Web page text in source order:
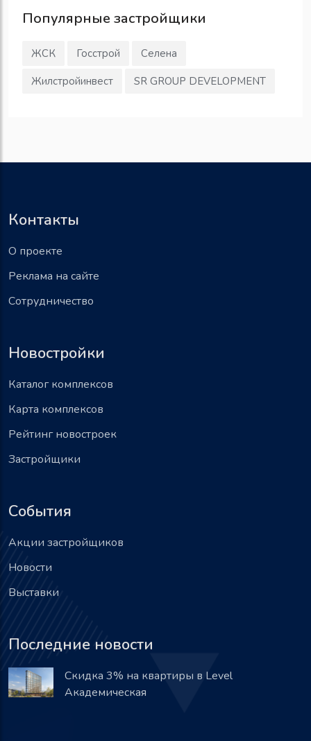
Популярные застройщики
ЖСК Госстрой
Селена
Жилстройинвест
SR GROUP DEVELOPMENT
Контакты
О проекте
Реклама на сайте
Сотрудничество
Новостройки
Каталог комплексов
Карта комплексов
Рейтинг новостроек
Застройщики
События
Акции застройщиков
Новости
Выставки
Последние новости
Скидка 3% на квартиры в Level
Академическая